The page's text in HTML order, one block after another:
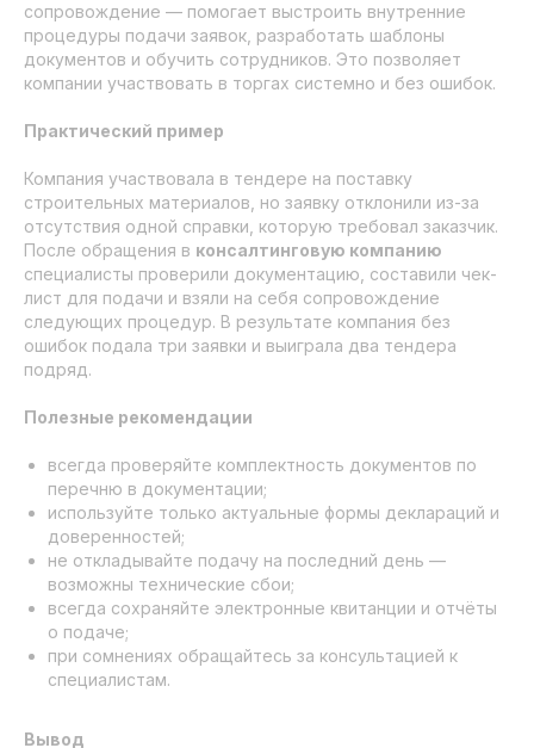
сопровождение — помогает выстроить внутренние
процедуры подачи заявок, разработать шаблоны
документов и обучить сотрудников. Это позволяет
компании участвовать в торгах системно и без ошибок.
Практический пример
Компания участвовала в тендере на поставку
строительных материалов, но заявку отклонили из-за
отсутствия одной справки, которую требовал заказчик.
После обращения в консалтинговую компанию
специалисты проверили документацию, составили чек-
лист для подачи и взяли на себя сопровождение
следующих процедур. В результате компания без
ошибок подала три заявки и выиграла два тендера
подряд.
Полезные рекомендации
всегда проверяйте комплектность документов по
перечню в документации;
используйте только актуальные формы деклараций и
доверенностей;
не откладывайте подачу на последний день —
возможны технические сбои;
всегда сохраняйте электронные квитанции и отчёты
о подаче;
при сомнениях обращайтесь за консультацией к
специалистам.
Вывод
Банковские гарантии
Тендерное сопровождение
Торги по банкротству